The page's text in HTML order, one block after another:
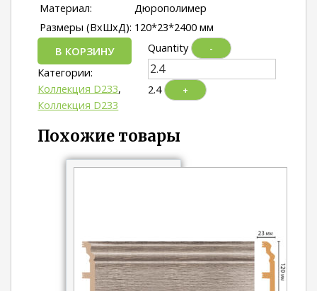
Материал:
Дюрополимер
Размеры (ВхШхД): 120*23*2400 мм
Quantity
-
2.4 +
В КОРЗИНУ
Категории:
Коллекция D233,
Коллекция D233
Похожие товары